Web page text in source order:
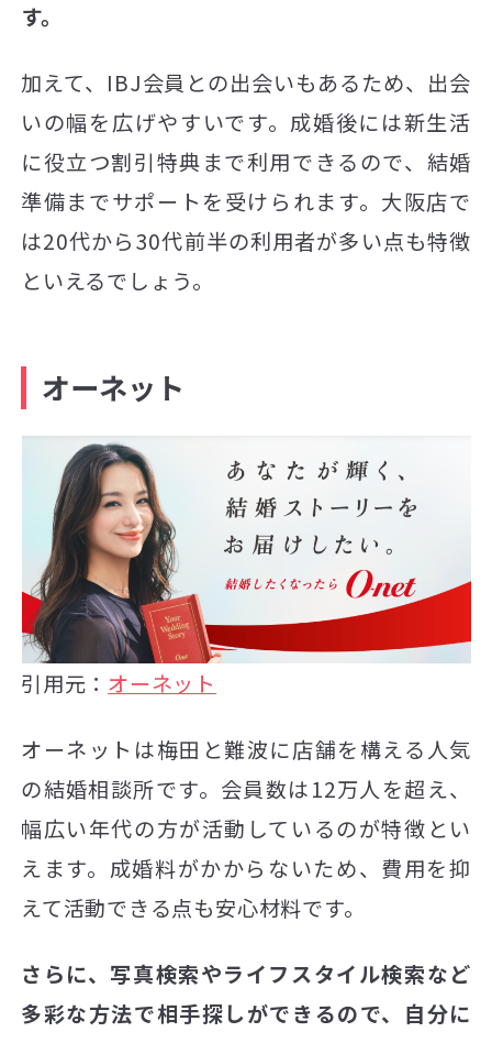
す。
加えて、IBJ会員との出会いもあるため、出会
いの幅を広げやすいです。成婚後には新生活
に役立つ割引特典まで利用できるので、結婚
準備までサポートを受けられます。大阪店で
は20代から30代前半の利用者が多い点も特徴
といえるでしょう。
オーネット
引用元： オーネット
オーネットは梅田と難波に店舗を構える人気
の結婚相談所です。会員数は12万人を超え、
幅広い年代の方が活動しているのが特徴とい
えます。成婚料がかからないため、費用を抑
えて活動できる点も安心材料です。
さらに、写真検索やライフスタイル検索など
多彩な方法で相手探しができるので、自分に